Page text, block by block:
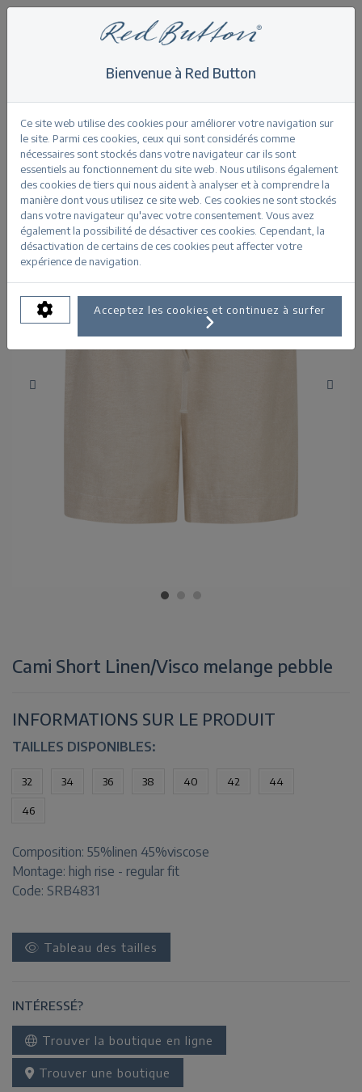
> Cami Short Linen/Visco melange
Retour
Cami Short Linen/Visco melange pebble
INFORMATIONS SUR LE PRODUIT
TAILLES DISPONIBLES:
32 34 36 38 40 42 44
46
Composition: 55%linen 45%viscose
Montage: high rise - regular fit
Code: SRB4831
Tableau des tailles
INTÉRESSÉ?
Trouver la boutique en ligne
Trouver une boutique
Bienvenue à Red Button
Ce site web utilise des cookies pour améliorer votre navigation sur
le site. Parmi ces cookies, ceux qui sont considérés comme
nécessaires sont stockés dans votre navigateur car ils sont
essentiels au fonctionnement du site web. Nous utilisons également
des cookies de tiers qui nous aident à analyser et à comprendre la
manière dont vous utilisez ce site web. Ces cookies ne sont stockés
dans votre navigateur qu'avec votre consentement. Vous avez
également la possibilité de désactiver ces cookies. Cependant, la
désactivation de certains de ces cookies peut affecter votre
expérience de navigation.
Acceptez les cookies et continuez à surfer